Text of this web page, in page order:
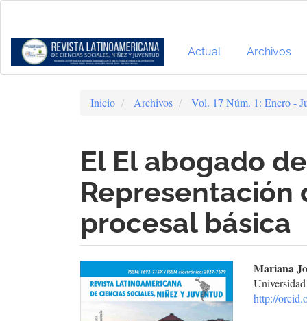
Contenido
principal
Barra
Actual Archivos
Inicio Archivos Vol. 17 Núm. 1: Enero -
El El abogado
Representación
procesal básica
Barra
lateral
Mariana
http://